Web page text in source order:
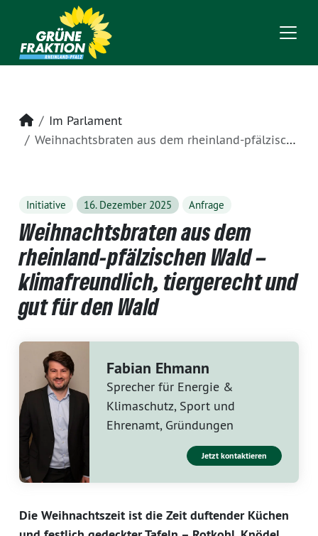
Startseite
Im Parlament
Weihnachtsbraten aus dem rheinland-pfälzischen Wald – klimafreundlich, tiergerecht und gut für den Wald
Initiative 16. Dezember 2025 Anfrage
Weihnachtsbraten aus dem
rheinland-pfälzischen Wald –
klimafreundlich, tiergerecht und
gut für den Wald
Fabian Ehmann
Sprecher für Energie &
Klimaschutz, Sport und
Ehrenamt, Gründungen
Jetzt kontaktieren
Die Weihnachtszeit ist die Zeit duftender Küchen